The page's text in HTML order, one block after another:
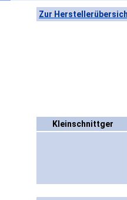
Zur
Kleinschnittger